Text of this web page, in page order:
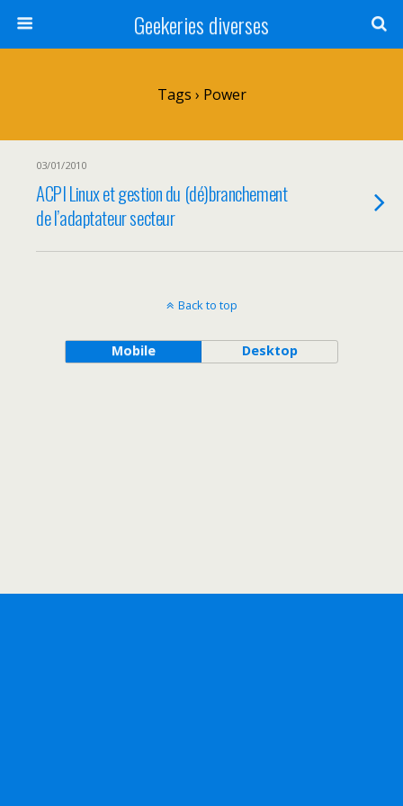
Geekeries diverses
Tags › Power
03/01/2010
ACPI Linux et gestion du (dé)branchement
de l’adaptateur secteur
Back to top
Mobile Desktop